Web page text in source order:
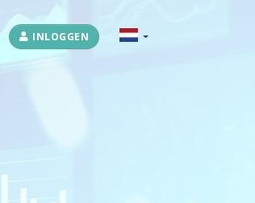
INLOGGEN